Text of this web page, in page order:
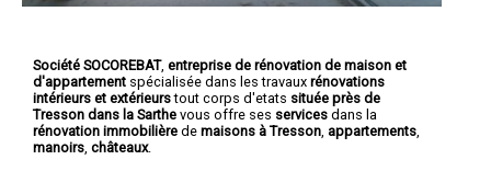
Société SOCOREBAT, entreprise de rénovation de maison et
d'appartement spécialisée dans les travaux rénovations
intérieurs et extérieurstout corps d'etats située près de
Tresson dans la Sarthe vous offre ses services dans la
rénovation immobilière de maisons à Tresson appartements
manoirs châteaux.